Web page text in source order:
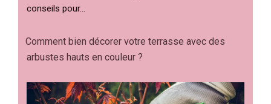
conseils pour…
Comment bien décorer votre terrasse avec des
arbustes hauts en couleur ?